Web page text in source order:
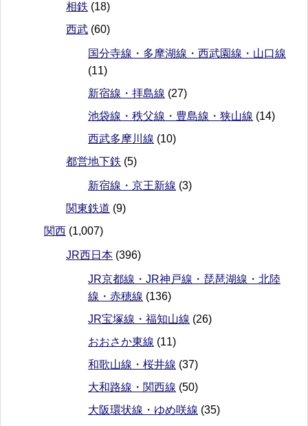
相鉄 (18)
西武 (60)
国分寺線・多摩湖線・西武園線・山口線
(11)
新宿線・拝島線 (27)
池袋線・秩父線・豊島線・狭山線 (14)
西武多摩川線 (10)
都営地下鉄 (5)
新宿線・京王新線 (3)
関東鉄道 (9)
関西 (1,007)
JR西日本 (396)
JR京都線・JR神戸線・琵琶湖線・北陸
線・赤穂線 (136)
JR宝塚線・福知山線 (26)
おおさか東線 (11)
和歌山線・桜井線 (37)
大和路線・関西線 (50)
大阪環状線・ゆめ咲線 (35)